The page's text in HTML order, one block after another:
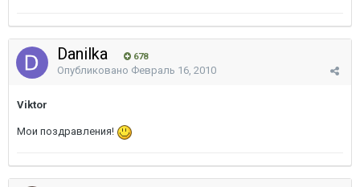
Danilka 678
Опубликовано Февраль 16, 2010
Viktor
Мои поздравления!